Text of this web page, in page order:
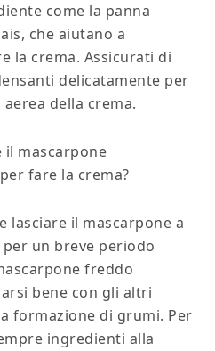
come la panna
che aiutano a
la crema. Assicurati di
delicatamente per
della crema.
il mascarpone
fare la crema?
lasciare il mascarpone a
un breve periodo
freddo
bene con gli altri
formazione di grumi. Per
ingredienti alla